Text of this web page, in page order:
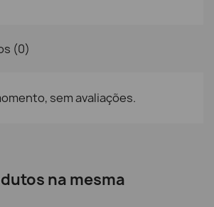
(0)
sem avaliações.
na mesma